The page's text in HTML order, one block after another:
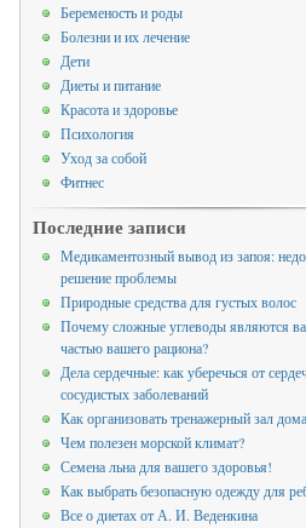
Беременость и роды
Болезни и их лечение
Дети
Диеты и питание
Красота и здоровье
Психология
Уход за собой
Фитнес
Последние записи
Медикаментозный вывод из запоя:
решение проблемы
Природные средства для густых волос
Почему сложные углеводы являются
частью вашего рациона?
Дела сердечные: как уберечься от
сосудистых заболеваний
Как организовать тренажерный зал
Чем полезен морской климат?
Семена льна для вашего здоровья!
Как выбрать безопасную одежду для
Все о диетах от А. И. Веденкина